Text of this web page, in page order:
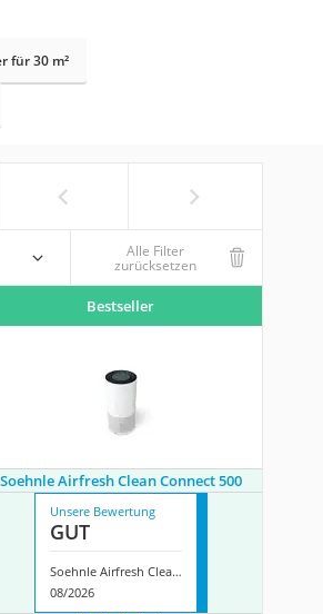
für 30 m²
Alle Filter
zurücksetzen
Bestseller
Soehnle Airfresh Clean Connect 500
Unsere Bewertung
GUT
Soehnle Airfresh Clean Connect 500
08/2026